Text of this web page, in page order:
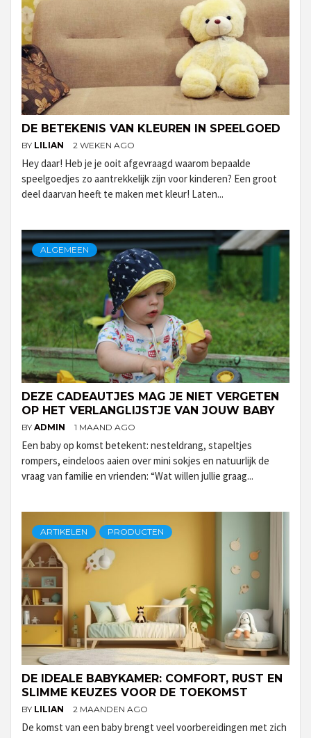
DE BETEKENIS VAN KLEUREN IN SPEELGOED
BY LILIAN 2 WEKEN AGO
Hey daar! Heb je je ooit afgevraagd waarom bepaalde
speelgoedjes zo aantrekkelijk zijn voor kinderen? Een groot
deel daarvan heeft te maken met kleur! Laten...
ALGEMEEN
DEZE CADEAUTJES MAG JE NIET VERGETEN
OP HET VERLANGLIJSTJE VAN JOUW BABY
BY ADMIN 1 MAAND AGO
Een baby op komst betekent: nesteldrang, stapeltjes
rompers, eindeloos aaien over mini sokjes en natuurlijk de
vraag van familie en vrienden: “Wat willen jullie graag...
ARTIKELEN PRODUCTEN
DE IDEALE BABYKAMER: COMFORT, RUST EN
SLIMME KEUZES VOOR DE TOEKOMST
BY LILIAN 2 MAANDEN AGO
De komst van een baby brengt veel voorbereidingen met zich